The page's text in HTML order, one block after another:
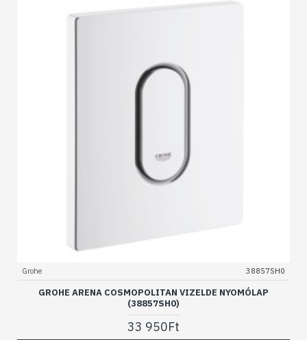
Grohe 38857SH0
GROHE ARENA COSMOPOLITAN VIZELDE NYOMÓLAP
(38857SH0)
33 950Ft